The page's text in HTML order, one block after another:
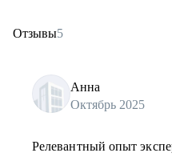
Отзывы5
Анна
Октябрь 2025
Релевантный опыт